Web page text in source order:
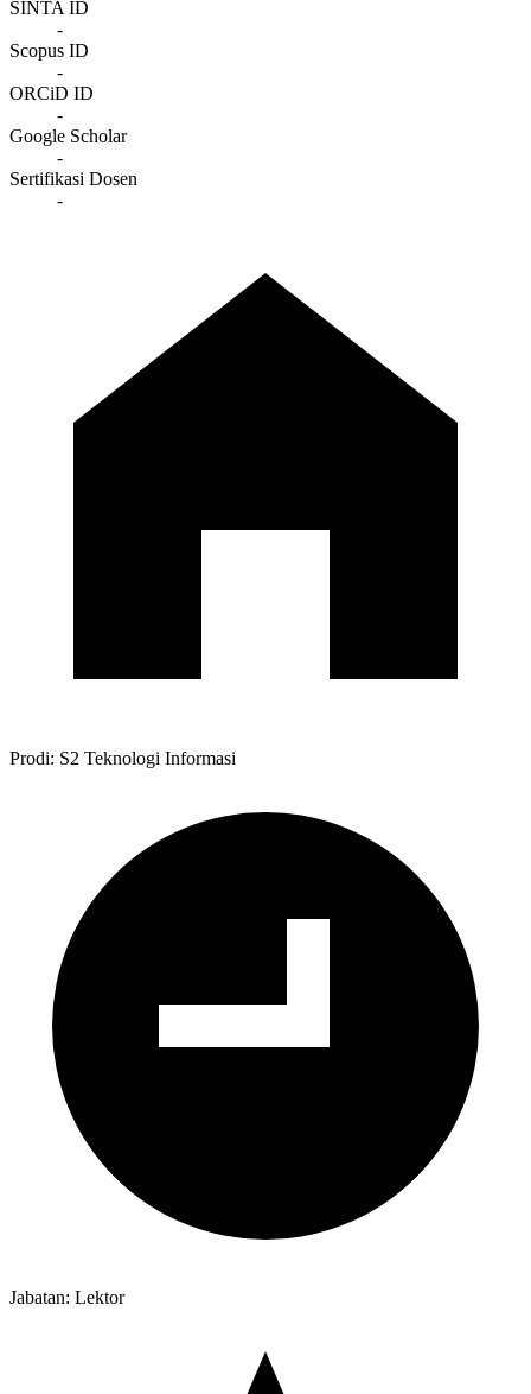
SINTA ID
-
Scopus ID
-
ORCiD ID
-
Google Scholar
-
Sertifikasi Dosen
-
Prodi: S2 Teknologi Informasi
Jabatan: Lektor